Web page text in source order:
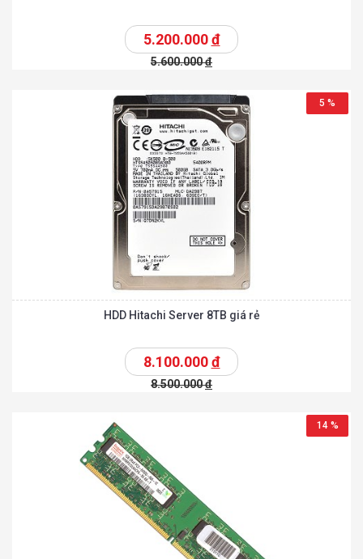
5.200.000đ
5.600.000đ
5 %
HDD Hitachi Server 8TB giá rẻ
8.100.000đ
8.500.000đ
14 %